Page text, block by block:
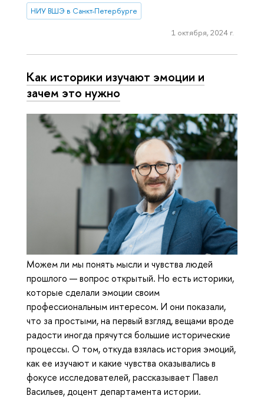
НИУ ВШЭ в Санкт-Петербурге
1 октября, 2024 г.
Как историки изучают эмоции и
зачем это нужно
Можем ли мы понять мысли и чувства людей
прошлого — вопрос открытый. Но есть историки,
которые сделали эмоции своим
профессиональным интересом. И они показали,
что за простыми, на первый взгляд, вещами вроде
радости иногда прячутся большие исторические
процессы. О том, откуда взялась история эмоций,
как ее изучают и какие чувства оказывались в
фокусе исследователей, рассказывает Павел
Васильев, доцент департамента истории.